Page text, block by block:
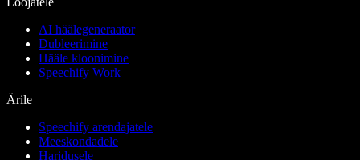
AI häälegeneraator
Dubleerimine
Hääle kloonimine
Speechify Work
Ärile
Speechify arendajatele
Meeskondadele
Haridusele